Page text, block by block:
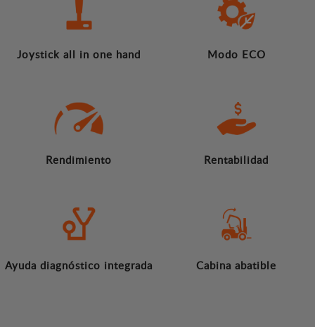
Joystick all in one hand Modo ECO
Rendimiento Rentabilidad
Ayuda diagnóstico integrada Cabina abatible